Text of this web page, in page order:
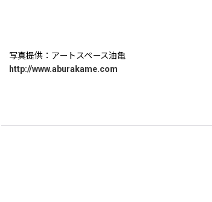
写真提供：アートスペース油亀
http://www.aburakame.com